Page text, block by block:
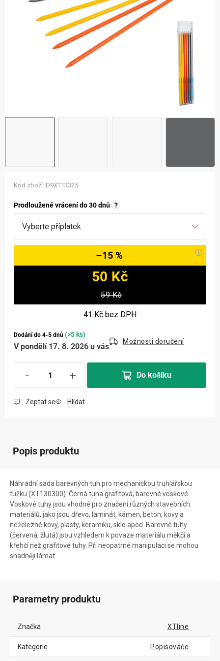
Kontakt
Prodloužené vrácení do 30 dnů ?
59 Kč
–15 %
50 Kč
41 Kč bez DPH
Dodání do 4-5 dnů (>5 ks)
V pondělí 17. 8. 2026 u vás
Možnosti doručení
Do košíku
Kód zboží: D9XT13325
Zeptat se Hlídat
Popis produktu
Náhradní sada barevných tuh pro mechanickou truhlářskou
tužku (XT130300). Černá tuha grafitová, barevné voskové.
Voskové tuhy jsou vhodné pro značení různých stavebních
materiálů, jako jsou dřevo, laminát, kámen, beton, kovy a
neželezné kovy, plasty, keramiku, sklo apod. Barevné tuhy
(červená, žlutá) jsou vzhledem k povaze materiálu měkčí a
křehčí než grafitové tuhy. Při neopatrné manipulaci se mohou
snadněji lámat.
Parametry produktu
Značka XTline
Kategorie Popisovače